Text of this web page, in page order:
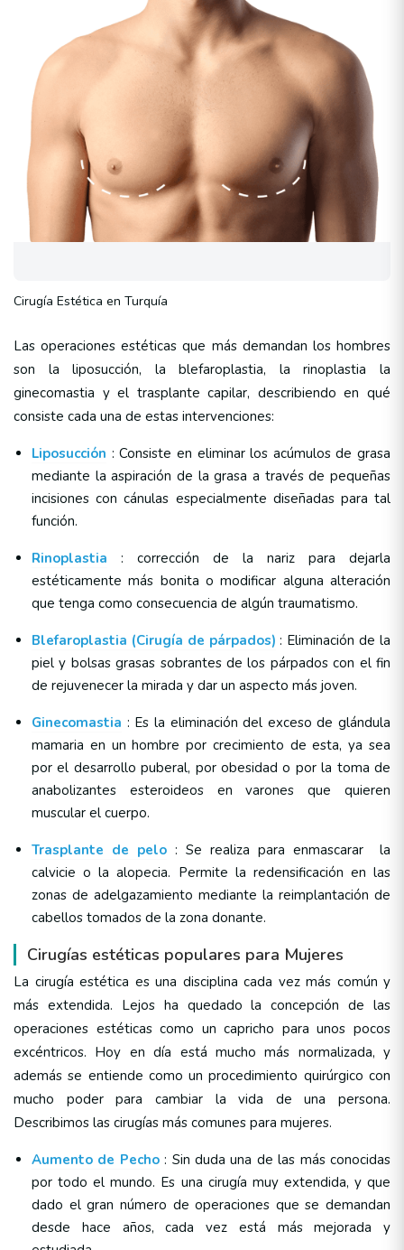
Cirugía Estética en Turquía
Las operaciones estéticas que más demandan los hombres
son la liposucción, la blefaroplastia, la rinoplastia la
ginecomastia y el trasplante capilar, describiendo en qué
consiste cada una de estas intervenciones:
Liposucción : Consiste en eliminar los acúmulos de grasa
mediante la aspiración de la grasa a través de pequeñas
incisiones con cánulas especialmente diseñadas para tal
función.
Rinoplastia : corrección de la nariz para dejarla
estéticamente más bonita o modificar alguna alteración
que tenga como consecuencia de algún traumatismo.
Blefaroplastia (Cirugía de párpados) : Eliminación de la
piel y bolsas grasas sobrantes de los párpados con el fin
de rejuvenecer la mirada y dar un aspecto más joven.
Ginecomastia : Es la eliminación del exceso de glándula
mamaria en un hombre por crecimiento de esta, ya sea
por el desarrollo puberal, por obesidad o por la toma de
anabolizantes esteroideos en varones que quieren
muscular el cuerpo.
Trasplante de pelo : Se realiza para enmascarar la
calvicie o la alopecia. Permite la redensificación en las
zonas de adelgazamiento mediante la reimplantación de
cabellos tomados de la zona donante.
Cirugías estéticas populares para Mujeres
La cirugía estética es una disciplina cada vez más común y
más extendida. Lejos ha quedado la concepción de las
operaciones estéticas como un capricho para unos pocos
excéntricos. Hoy en día está mucho más normalizada, y
además se entiende como un procedimiento quirúrgico con
mucho poder para cambiar la vida de una persona.
Describimos las cirugías más comunes para mujeres.
Aumento de Pecho: Sin duda una de las más conocidas
por todo el mundo. Es una cirugía muy extendida, y que
dado el gran número de operaciones que se demandan
desde hace años, cada vez está más mejorada y